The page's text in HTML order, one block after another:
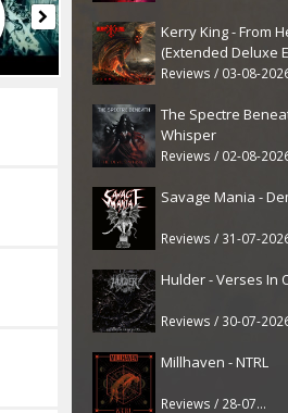
Kerry King - From
(Extended Deluxe
Reviews / 03-08-
The Spectre
Whisper
Reviews / 02-08-
Savage Mania -
Reviews / 31-07-
Hulder - Verses In
Reviews / 30-07-
Millhaven - NTRL
Reviews / 28-07-2026